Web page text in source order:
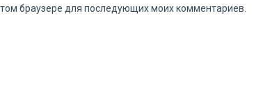
браузере для последующих моих комментариев.